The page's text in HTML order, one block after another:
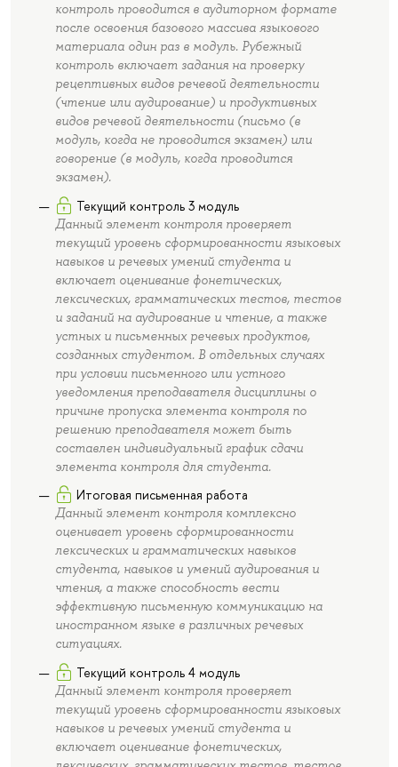
контроль проводится в аудиторном формате
после освоения базового массива языкового
материала один раз в модуль. Рубежный
контроль включает задания на проверку
рецептивных видов речевой деятельности
(чтение или аудирование) и продуктивных
видов речевой деятельности (письмо (в
модуль, когда не проводится экзамен) или
говорение (в модуль, когда проводится
экзамен).
Текущий контроль 3 модуль
Данный элемент контроля проверяет
текущий уровень сформированности языковых
навыков и речевых умений студента и
включает оценивание фонетических,
лексических, грамматических тестов, тестов
и заданий на аудирование и чтение, а также
устных и письменных речевых продуктов,
созданных студентом. В отдельных случаях
при условии письменного или устного
уведомления преподавателя дисциплины о
причине пропуска элемента контроля по
решению преподавателя может быть
составлен индивидуальный график сдачи
элемента контроля для студента.
Итоговая письменная работа
Данный элемент контроля комплексно
оценивает уровень сформированности
лексических и грамматических навыков
студента, навыков и умений аудирования и
чтения, а также способность вести
эффективную письменную коммуникацию на
иностранном языке в различных речевых
ситуациях.
Текущий контроль 4 модуль
Данный элемент контроля проверяет
текущий уровень сформированности языковых
навыков и речевых умений студента и
включает оценивание фонетических,